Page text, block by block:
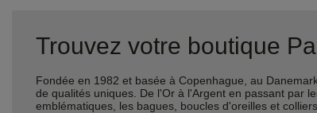
Trouvez votre boutique
Fondée en 1982 et basée à Copenhague, au
de qualités uniques. De l'Or à l'Argent en passant par
emblématiques, les bagues, boucles d'oreilles et